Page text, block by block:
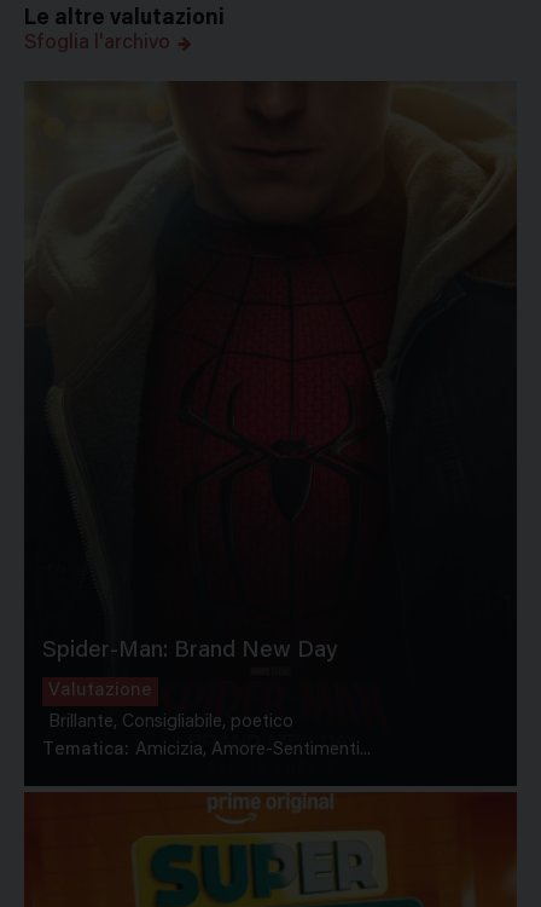
Le altre valutazioni
Sfoglia l'archivo
Spider-Man: Brand New Day
Valutazione
Brillante, Consigliabile, poetico
Tematica: Amicizia, Amore-Sentimenti...